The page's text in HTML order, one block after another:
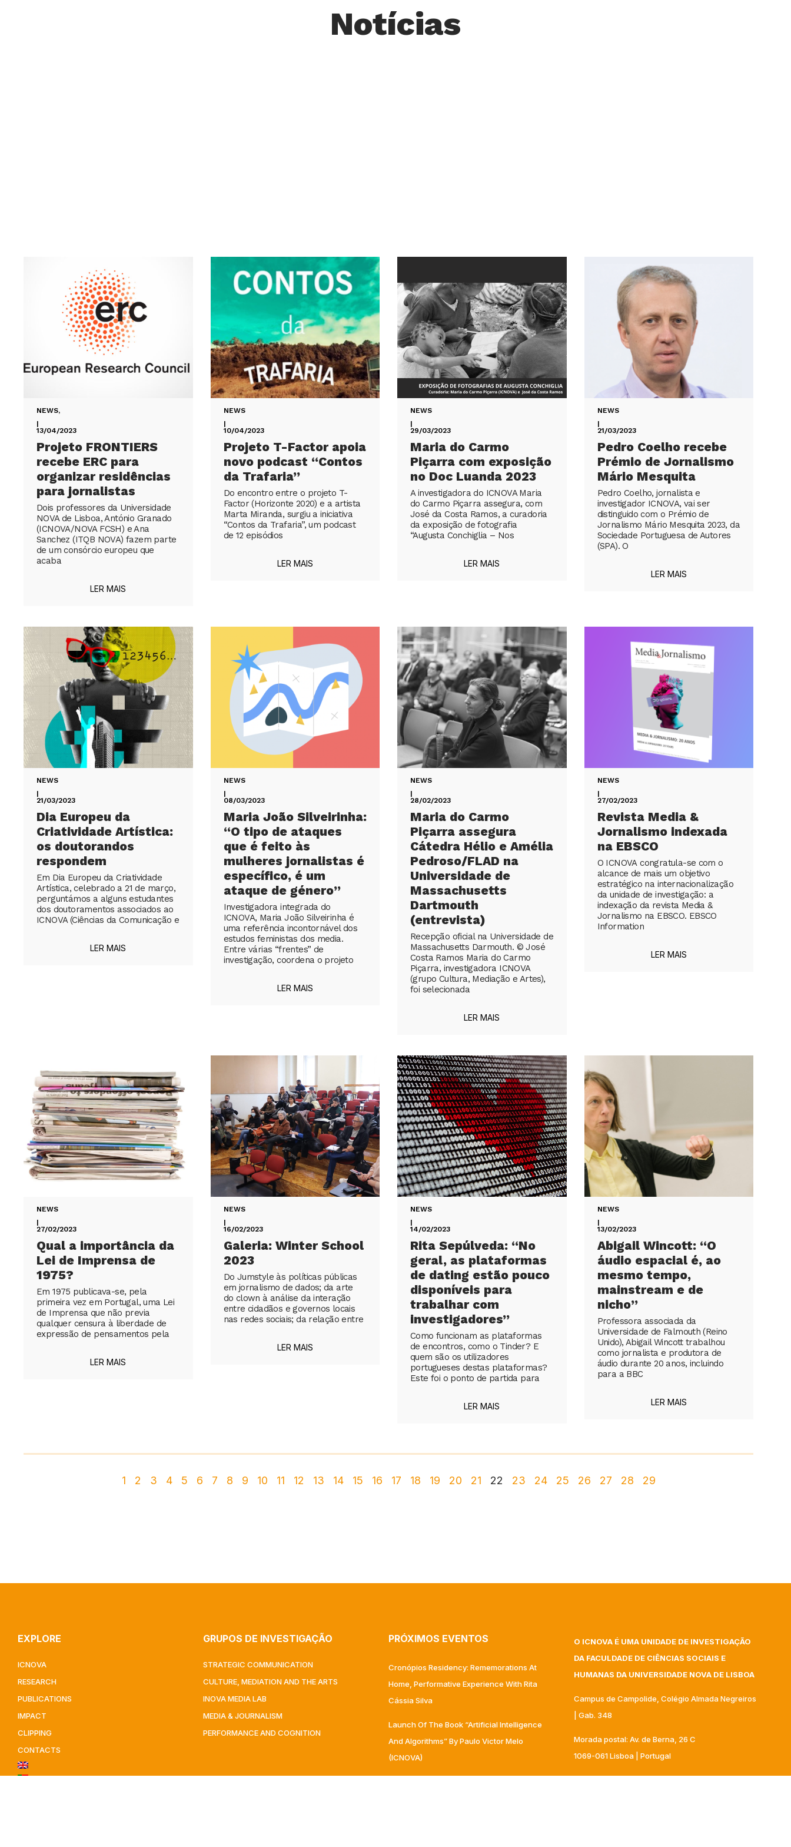
Notícias
NEWS,
|
13/04/2023
Projeto FRONTIERS
recebe ERC para
organizar residências
para jornalistas
Dois professores da Universidade
NOVA de Lisboa, António Granado
(ICNOVA/NOVA FCSH) e Ana
Sanchez (ITQB NOVA) fazem parte
de um consórcio europeu que
acaba
LER MAIS
NEWS
|
10/04/2023
Projeto T-Factor apoia
novo podcast “Contos
da Trafaria”
Do encontro entre o projeto T-
Factor (Horizonte 2020) e a artista
Marta Miranda, surgiu a iniciativa
“Contos da Trafaria”, um podcast
de 12 episódios
LER MAIS
NEWS
|
29/03/2023
Maria do Carmo
Piçarra com exposição
no Doc Luanda 2023
A investigadora do ICNOVA Maria
do Carmo Piçarra assegura, com
José da Costa Ramos, a curadoria
da exposição de fotografia
“Augusta Conchiglia – Nos
LER MAIS
NEWS
|
21/03/2023
Pedro Coelho recebe
Prémio de Jornalismo
Mário Mesquita
Pedro Coelho, jornalista e
investigador ICNOVA, vai ser
distinguido com o Prémio de
Jornalismo Mário Mesquita 2023, da
Sociedade Portuguesa de Autores
(SPA). O
LER MAIS
NEWS
|
21/03/2023
Dia Europeu da
Criatividade Artística:
os doutorandos
respondem
Em Dia Europeu da Criatividade
Artística, celebrado a 21 de março,
perguntámos a alguns estudantes
dos doutoramentos associados ao
ICNOVA (Ciências da Comunicação e
LER MAIS
NEWS
|
08/03/2023
Maria João Silveirinha:
“O tipo de ataques
que é feito às
mulheres jornalistas é
específico, é um
ataque de género”
Investigadora integrada do
ICNOVA, Maria João Silveirinha é
uma referência incontornável dos
estudos feministas dos media.
Entre várias “frentes” de
investigação, coordena o projeto
LER MAIS
NEWS
|
28/02/2023
Maria do Carmo
Piçarra assegura
Cátedra Hélio e Amélia
Pedroso/FLAD na
Universidade de
Massachusetts
Dartmouth
(entrevista)
Recepção oficial na Universidade de
Massachusetts Darmouth. © José
Costa Ramos Maria do Carmo
Piçarra, investigadora ICNOVA
(grupo Cultura, Mediação e Artes),
foi selecionada
LER MAIS
NEWS
|
27/02/2023
Revista Media &
Jornalismo indexada
na EBSCO
O ICNOVA congratula-se com o
alcance de mais um objetivo
estratégico na internacionalização
da unidade de investigação: a
indexação da revista Media &
Jornalismo na EBSCO. EBSCO
Information
LER MAIS
NEWS
|
27/02/2023
Qual a importância da
Lei de Imprensa de
1975?
Em 1975 publicava-se, pela
primeira vez em Portugal, uma Lei
de Imprensa que não previa
qualquer censura à liberdade de
expressão de pensamentos pela
LER MAIS
NEWS
|
16/02/2023
Galeria: Winter School
2023
Do Jumstyle às políticas públicas
em jornalismo de dados; da arte
do clown à análise da interação
entre cidadãos e governos locais
nas redes sociais; da relação entre
LER MAIS
NEWS
|
14/02/2023
Rita Sepúlveda: “No
geral, as plataformas
de dating estão pouco
disponíveis para
trabalhar com
investigadores”
Como funcionam as plataformas
de encontros, como o Tinder? E
quem são os utilizadores
portugueses destas plataformas?
Este foi o ponto de partida para
LER MAIS
NEWS
|
13/02/2023
Abigail Wincott: “O
áudio espacial é, ao
mesmo tempo,
mainstream e de
nicho”
Professora associada da
Universidade de Falmouth (Reino
Unido), Abigail Wincott trabalhou
como jornalista e produtora de
áudio durante 20 anos, incluindo
para a BBC
LER MAIS
1 2 3 4 5 6 7 8 9 10 11 12 13 14 15 16 17 18 19 20 21 22 23 24 25 26 27 28 29
EXPLORE
ICNOVA
RESEARCH
PUBLICATIONS
IMPACT
CLIPPING
CONTACTS
GRUPOS DE INVESTIGAÇÃO
STRATEGIC COMMUNICATION
CULTURE, MEDIATION AND THE ARTS
INOVA MEDIA LAB
MEDIA & JOURNALISM
PERFORMANCE AND COGNITION
PRÓXIMOS EVENTOS
Cronópios Residency: Rememorations At
Home, Performative Experience With Rita
Cássia Silva
Launch Of The Book “Artificial Intelligence
And Algorithms” By Paulo Victor Melo
(ICNOVA)
O ICNOVA É UMA UNIDADE DE INVESTIGAÇÃO
DA FACULDADE DE CIÊNCIAS SOCIAIS E
HUMANAS DA UNIVERSIDADE NOVA DE LISBOA
Campus de Campolide, Colégio Almada Negreiros
| Gab. 348
Morada postal: Av. de Berna, 26 C
1069-061 Lisboa | Portugal